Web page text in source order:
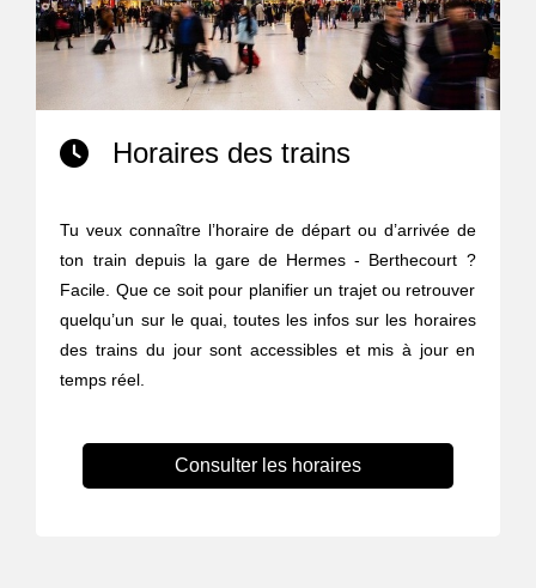
Horaires des trains
Tu veux connaître l’horaire de départ ou d’arrivée de
ton train depuis la gare de Hermes - Berthecourt ?
Facile. Que ce soit pour planifier un trajet ou retrouver
quelqu’un sur le quai, toutes les infos sur les horaires
des trains du jour sont accessibles et mis à jour en
temps réel.
Consulter les horaires